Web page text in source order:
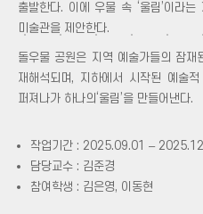
출발한다. 이에 우물 속 ‘울림’이라
미술관을 제안한다.
돌우물 공원은 지역 예술가들의 잠재
재해석되며, 지하에서 시작된 예술
퍼져나가 하나의‘울림’을 만들어낸다.
작업기간 : 2025.09.01 –
담당교수 : 김준경
참여학생 : 김은영, 이동현